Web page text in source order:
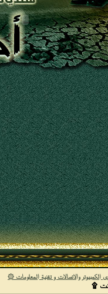
الكمبيوتر والاتصالات و تقنية المعلومات ۞
۩